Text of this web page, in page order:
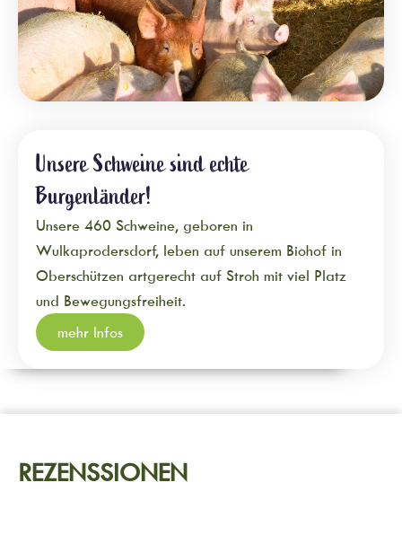
Unsere Schweine sind echte
Burgenländer!
Unsere 460 Schweine, geboren in
Wulkaprodersdorf, leben auf unserem Biohof in
Oberschützen artgerecht auf Stroh mit viel Platz
und Bewegungsfreiheit.
mehr Infos
REZENSSIONEN